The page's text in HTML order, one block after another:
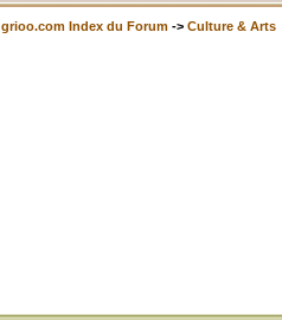
grioo.com Index du Forum -> Culture & Arts